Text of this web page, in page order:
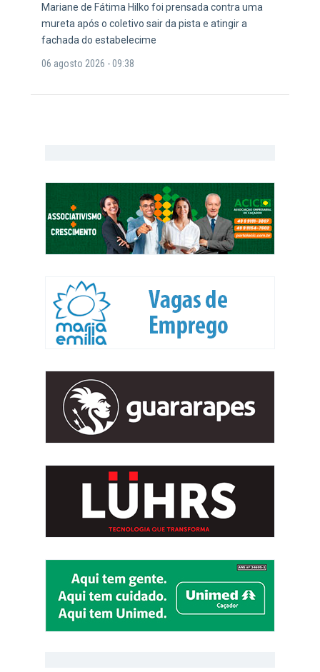
Mariane de Fátima Hilko foi prensada contra uma
mureta após o coletivo sair da pista e atingir a
fachada do estabelecime
06 agosto 2026 - 09:38